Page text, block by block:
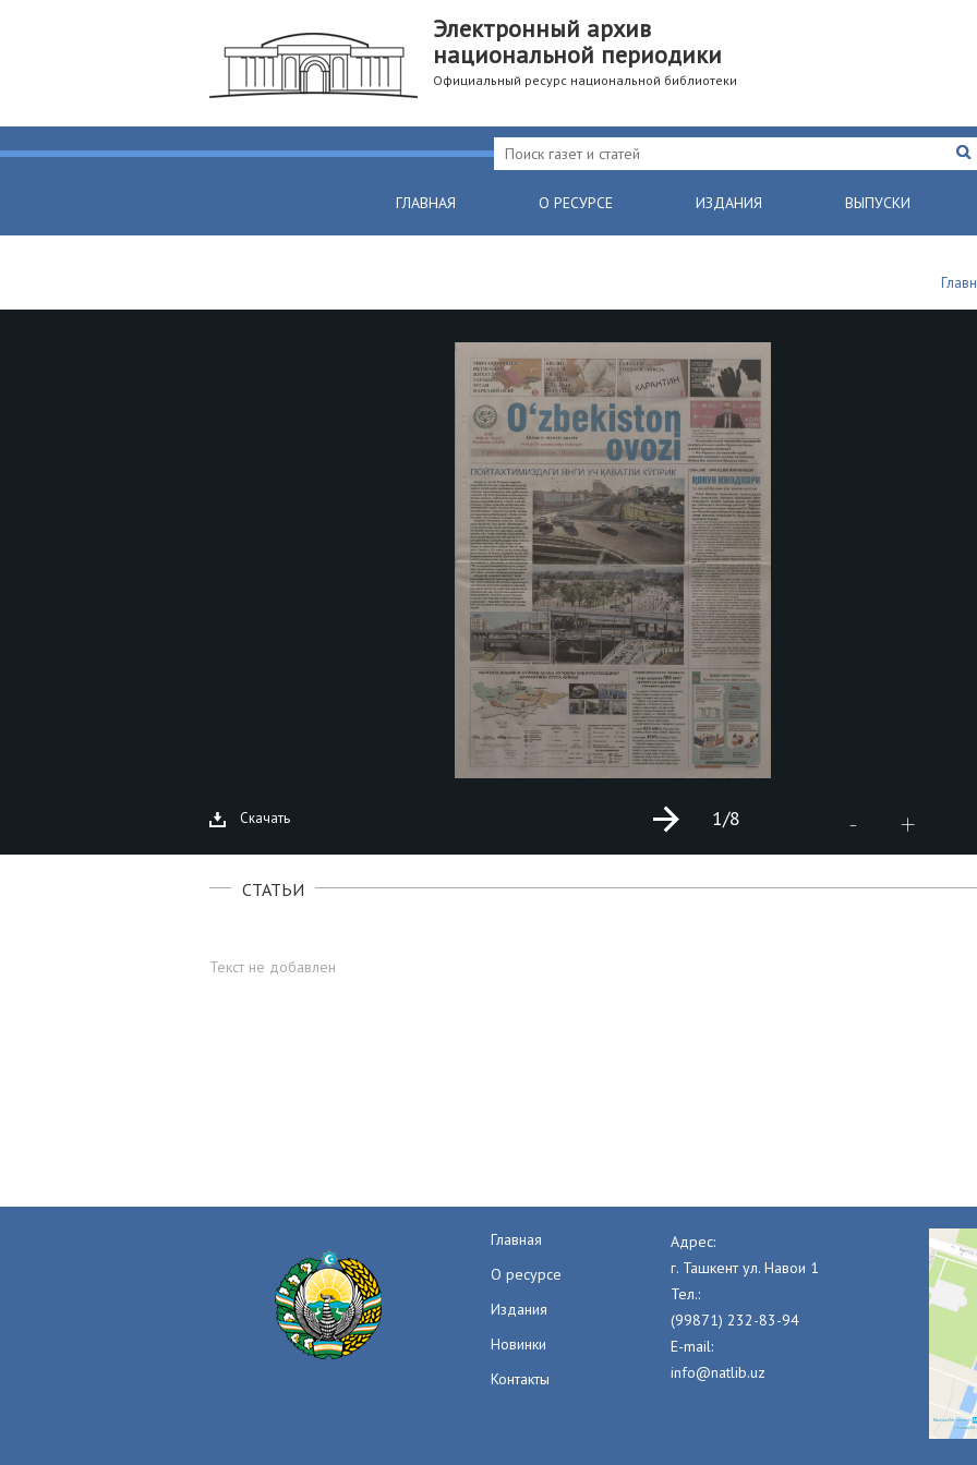
Электронный архив
национальной периодики
Официальный ресурс национальной библиотеки
ГЛАВНАЯ О РЕСУРСЕ ИЗДАНИЯ ВЫПУСКИ
Скачать - +
1/8
СТАТЬИ
Текст не добавлен
Главная
О ресурсе
Издания
Новинки
Контакты
Адрес:
г. Ташкент ул. Навои 1
Тел.:
(99871) 232-83-94
E-mail:
info@natlib.uz